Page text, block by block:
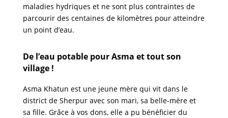
maladies hydriques et ne sont plus contraintes de
parcourir des centaines de kilomètres pour atteindre
un point d’eau.
De l’eau potable pour Asma et tout son
village !
Asma Khatun est une jeune mère qui vit dans le
district de Sherpur avec son mari, sa belle-mère et
sa fille. Grâce à vos dons, elle a pu bénéficier du